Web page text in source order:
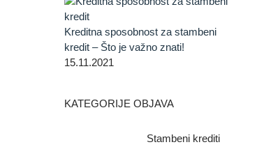
Kreditna sposobnost za stambeni
kredit – Što je važno znati!
15.11.2021
KATEGORIJE OBJAVA
Stambeni krediti